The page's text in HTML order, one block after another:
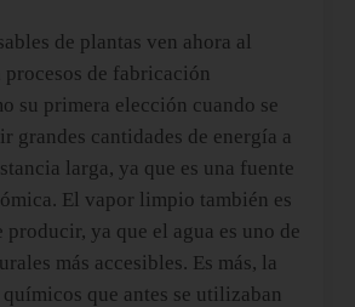
de plantas ven ahora al
de fabricación
su primera elección cuando se
grandes cantidades de energía a
larga, ya que es una fuente
El vapor limpio también es
ya que el agua es uno de
más accesibles. Es más, la
que antes se utilizaban